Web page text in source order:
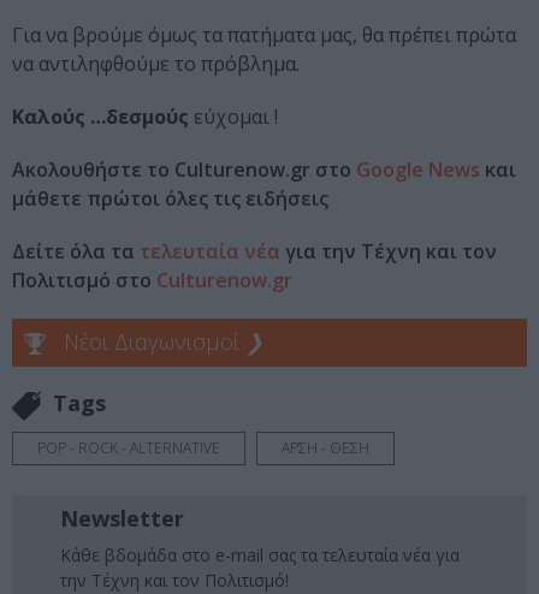
Για να βρούμε όμως τα πατήματα μας, θα πρέπει πρώτα
να αντιληφθούμε το πρόβλημα.
Καλούς …δεσμούς εύχομαι !
Ακολουθήστε το Culturenow.gr στο Google News και
μάθετε πρώτοι όλες τις ειδήσεις
Δείτε όλα τα τελευταία νέα για την Τέχνη και τον
Πολιτισμό στο Culturenow.gr
Νέοι Διαγωνισμοί ❯
Tags
POP - ROCK - ALTERNATIVE ΑΡΣΗ - ΘΕΣΗ
Newsletter
Κάθε βδομάδα στο e-mail σας τα τελευταία νέα για
την Τέχνη και τον Πολιτισμό!